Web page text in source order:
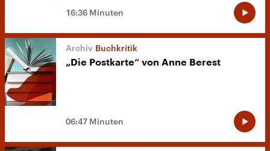
16:36 Minuten
Buchkritik
„Die Postkarte“ von Anne Berest
06:47 Minuten